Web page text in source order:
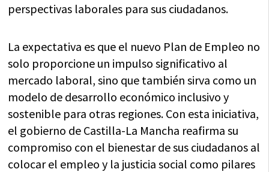
perspectivas laborales para sus ciudadanos.
La expectativa es que el nuevo Plan de Empleo no
solo proporcione un impulso significativo al
mercado laboral, sino que también sirva como un
modelo de desarrollo económico inclusivo y
sostenible para otras regiones. Con esta iniciativa,
el gobierno de Castilla-La Mancha reafirma su
compromiso con el bienestar de sus ciudadanos al
colocar el empleo y la justicia social como pilares